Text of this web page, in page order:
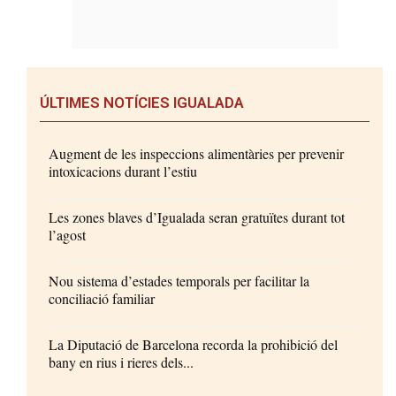
ÚLTIMES NOTÍCIES IGUALADA
Augment de les inspeccions alimentàries per prevenir
intoxicacions durant l’estiu
Les zones blaves d’Igualada seran gratuïtes durant tot
l’agost
Nou sistema d’estades temporals per facilitar la
conciliació familiar
La Diputació de Barcelona recorda la prohibició del
bany en rius i rieres dels...